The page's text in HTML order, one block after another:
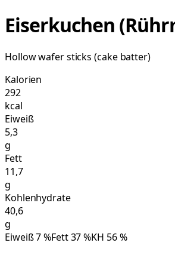
Eiserkuchen
Hollow wafer sticks (cake batter)
Kalorien
292
kcal
Eiweiß
5,3
g
Fett
11,7
g
Kohlenhydrate
40,6
g
Eiweiß7%Fett37%KH 56%